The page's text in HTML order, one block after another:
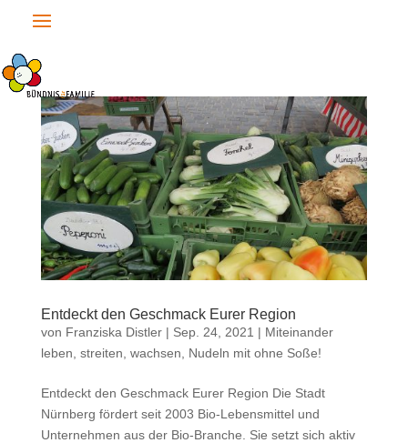
Entdeckt den Geschmack Eurer Region
von Franziska Distler| Sep. 24, 2021 | Miteinander
leben, streiten, wachsen
Nudeln mit ohne Soße!
Entdeckt den Geschmack Eurer Region Die Stadt
Nürnberg fördert seit 2003 Bio-Lebensmittel und
Unternehmen aus der Bio-Branche. Sie setzt sich aktiv